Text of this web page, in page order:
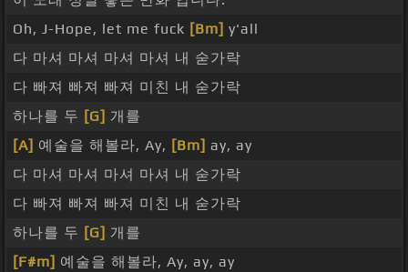
Oh, J-Hope, let me fuck [Bm] y'all
다 마셔 마셔 마셔 마셔 내 숟가락
다 빠져 빠져 빠져 미친 내 숟가락
하나를 두 [G] 개를
[A] 예술을 해볼라, Ay, [Bm] ay, ay
다 마셔 마셔 마셔 마셔 내 숟가락
다 빠져 빠져 빠져 미친 내 숟가락
하나를 두 [G] 개를
[F#m] 예술을 해볼라, Ay, ay, ay